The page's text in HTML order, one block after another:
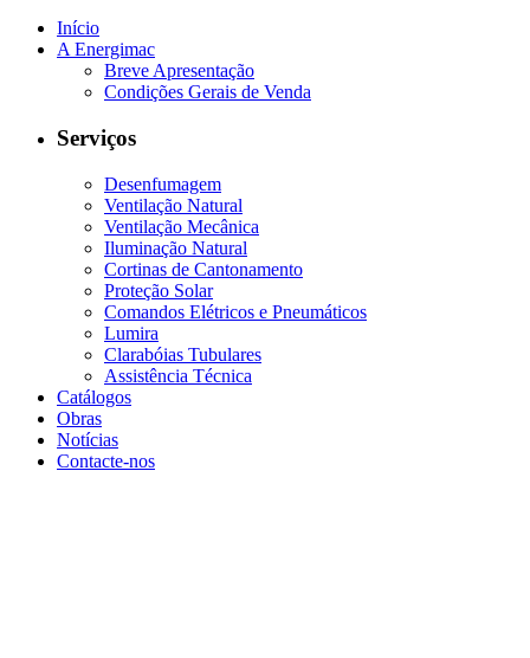
Início
A Energimac
Breve Apresentação
Condições Gerais de Venda
Serviços
Desenfumagem
Ventilação Natural
Ventilação Mecânica
Iluminação Natural
Cortinas de Cantonamento
Proteção Solar
Comandos Elétricos e Pneumáticos
Lumira
Clarabóias Tubulares
Assistência Técnica
Catálogos
Obras
Notícias
Contacte-nos